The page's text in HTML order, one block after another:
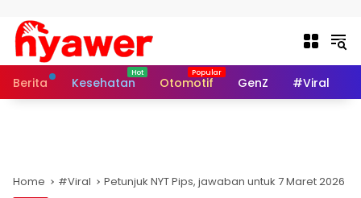
Berita Kesehatan Otomotif GenZ #Viral
Home #Viral Petunjuk NYT Pips, jawaban untuk 7 Maret 2026